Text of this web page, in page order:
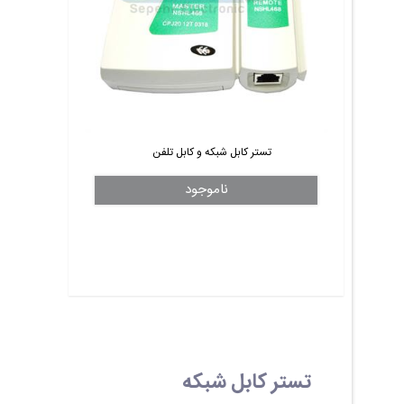
تستر کابل شبکه و کابل تلفن
ناموجود
تستر کابل شبکه